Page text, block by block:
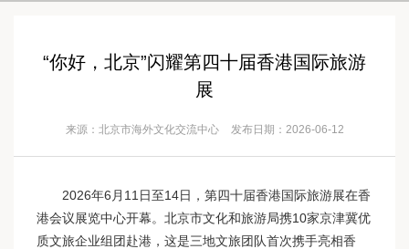
“你好，北京”闪耀第四十届香港国际旅游
展
来源：北京市海外文化交流中心 发布日期：2026-06-12
2026年6月11日至14日，第四十届香港国际旅游展在香
港会议展览中心开幕。北京市文化和旅游局携10家京津冀优
质文旅企业组团赴港，这是三地文旅团队首次携手亮相香